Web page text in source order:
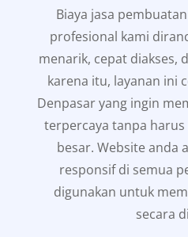
Biaya jasa
profesional kami
menarik, cepat diakses,
karena itu, layanan ini
Denpasar yang ingin
terpercaya tanpa
besar. Website anda
responsif di semua
digunakan untuk
secara